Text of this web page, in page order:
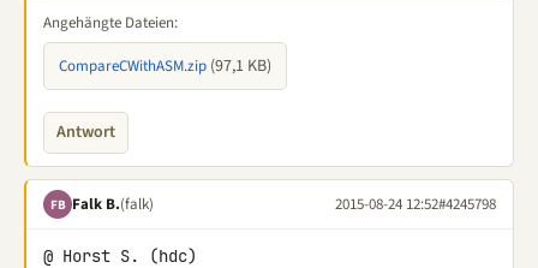
Angehängte Dateien:
CompareCWithASM.zip (97,1 KB)
Antwort
FB Falk B.(falk) 2015-08-24 12:52#4245798
@ Horst S. (hdc)